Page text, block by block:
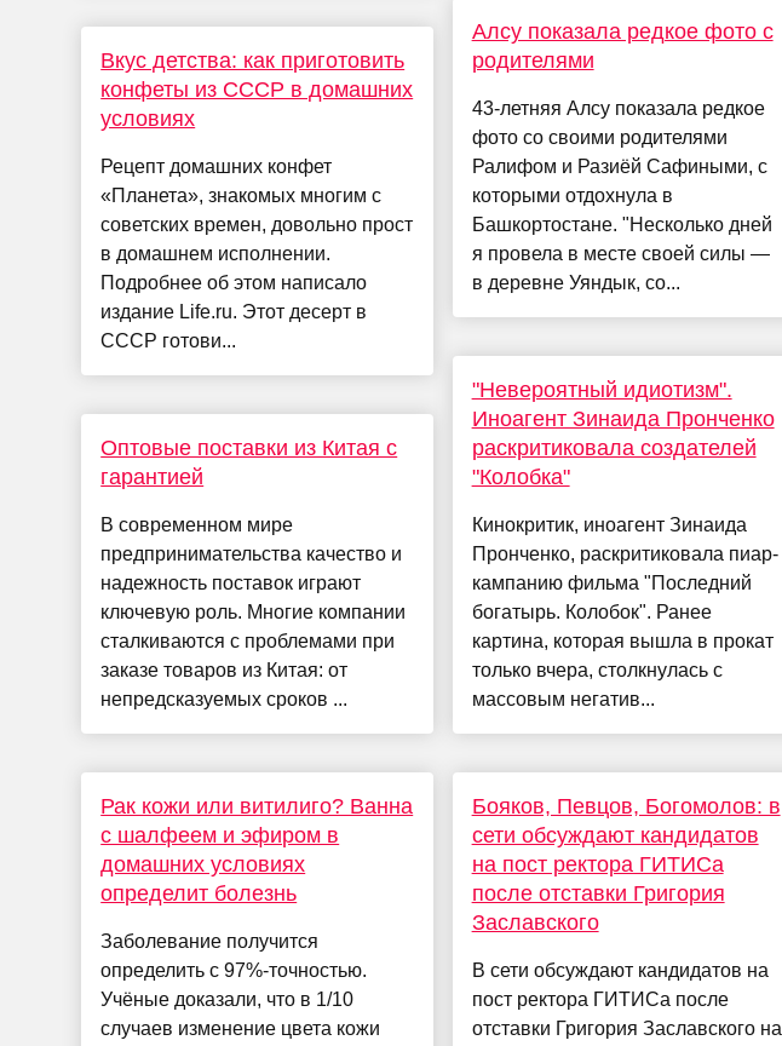
Вкус детства: как приготовить
конфеты из СССР в домашних
условиях
Рецепт домашних конфет
«Планета», знакомых многим с
советских времен, довольно прост
в домашнем исполнении.
Подробнее об этом написало
издание Life.ru. Этот десерт в
СССР готови...
Оптовые поставки из Китая с
гарантией
В современном мире
предпринимательства качество и
надежность поставок играют
ключевую роль. Многие компании
сталкиваются с проблемами при
заказе товаров из Китая: от
непредсказуемых сроков ...
Рак кожи или витилиго? Ванна
с шалфеем и эфиром в
домашних условиях
определит болезнь
Заболевание получится
определить с 97%-точностью.
Учёные доказали, что в 1/10
случаев изменение цвета кожи
Алсу показала редкое фото с
родителями
43-летняя Алсу показала редкое
фото со своими родителями
Ралифом и Разиёй Сафиными, с
которыми отдохнула в
Башкортостане. "Несколько дней
я провела в месте своей силы —
в деревне Уяндык, со...
"Невероятный идиотизм".
Иноагент Зинаида Пронченко
раскритиковала создателей
"Колобка"
Кинокритик, иноагент Зинаида
Пронченко, раскритиковала пиар-
кампанию фильма "Последний
богатырь. Колобок". Ранее
картина, которая вышла в прокат
только вчера, столкнулась с
массовым негатив...
Бояков, Певцов, Богомолов: в
сети обсуждают кандидатов
на пост ректора ГИТИСа
после отставки Григория
Заславского
В сети обсуждают кандидатов на
пост ректора ГИТИСа после
отставки Григория Заславского на